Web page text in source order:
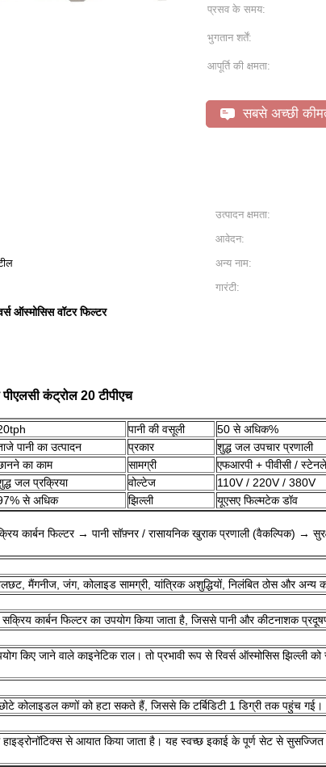
प्रसव के समय:
भुगतान शर्तें:
आपूर्ति की क्षमता:
सबसे अच्छी
उत्पादन क्षमता:
आवेदन:
अन्य नाम:
गारंटी:
ऑस्मोसिस वॉटर फिल्टर
कंट्रोल 20 टीपीएच
पानी की वसूली
50 से अधिक%
पानी का उत्पादन प्रकार
शुद्ध जल उपचार प्रणाली
का काम सामग्री
एफआरपी + पीवीसी /
जल प्रक्रिया वोल्टेज
110V / 220V / 380V
से अधिक झिल्ली
यूएसए फिल्मटेक डॉव
कार्बन फिल्टर → पानी सॉफ़्नर / रासायनिक खुराक प्रणाली (वैकल्पिक) →
मैंगनीज, जंग, कोलाइड सामग्री, यांत्रिक अशुद्धियों, निलंबित ठोस और अन्य
कार्बन फिल्टर का उपयोग किया जाता है, जिससे पानी और कीटनाशक
किए जाने वाले काइनेटिक राल। तो प्रभावी रूप से रिवर्स ऑस्मोसिस झिल्ली
कोलाइडल कणों को हटा सकते हैं, जिससे कि टर्बिडिटी 1 डिग्री तक पहुंच गई।
से आयात किया जाता है। यह स्वच्छ इकाई के पूर्ण सेट से सुसज्जित